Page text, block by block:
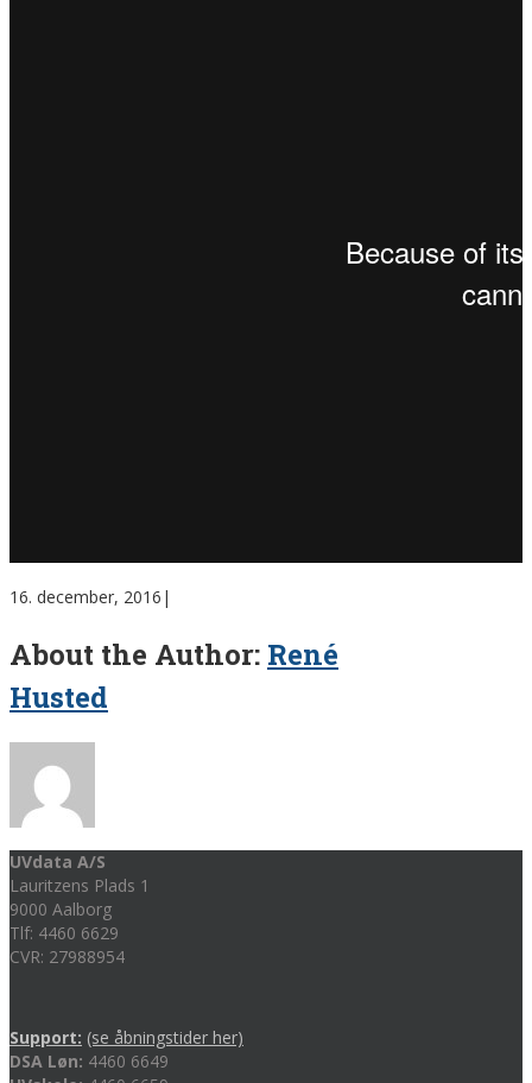
16. december, 2016 |
About the Author: René
Husted
UVdata A/S
Lauritzens Plads 1
9000 Aalborg
Tlf: 4460 6629
CVR: 27988954
Support: (se åbningstider her)
DSA Løn: 4460 6649